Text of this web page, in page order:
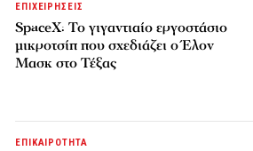
ΕΠΙΧΕΙΡΗΣΕΙΣ
SpaceX: Το γιγαντιαίο εργοστάσιο
μικροτσίπ που σχεδιάζει ο Έλον
Μασκ στο Τέξας
ΕΠΙΚΑΙΡΟΤΗΤΑ